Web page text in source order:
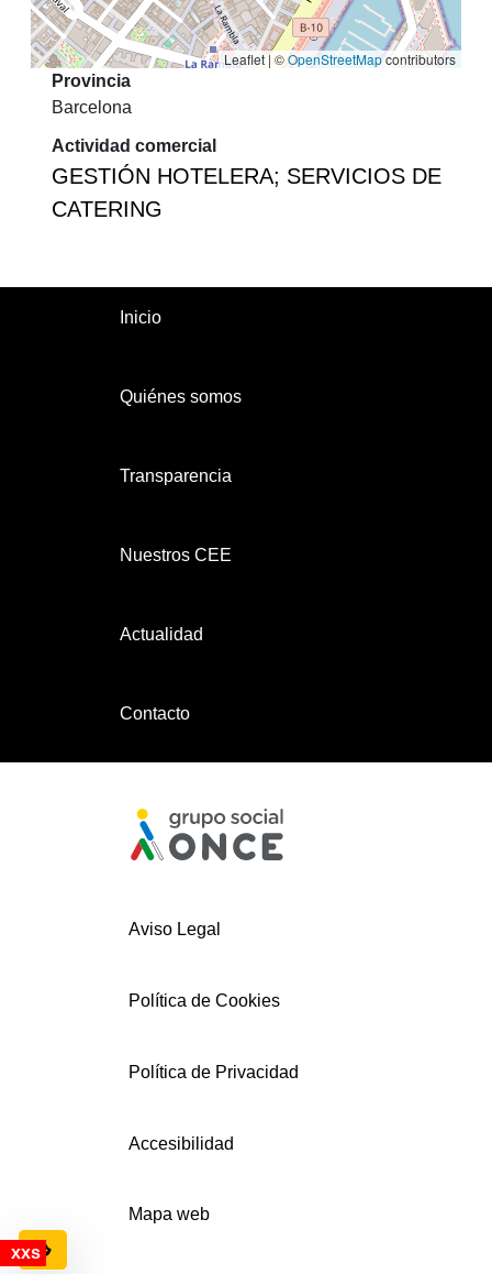
Leaflet | ©OpenStreetMapcontributors
Provincia
Barcelona
Actividad comercial
GESTIÓN HOTELERA; SERVICIOS DE
CATERING
Inicio
Quiénes somos
Transparencia
Nuestros CEE
Actualidad
Contacto
Aviso Legal
Política de Cookies
Política de Privacidad
Accesibilidad
Mapa web